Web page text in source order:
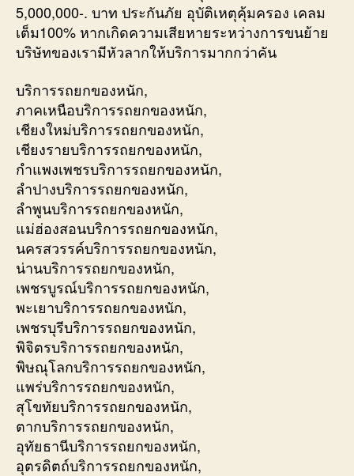
5,000,000-. บาท ประกันภัย อุบัติเหตุคุ้มครอง เคลม
เต็ม100% หากเกิดความเสียหายระหว่างการขนย้าย
บริษัทของเรามีหัวลากให้บริการมากกว่าคัน
บริการรถยกของหนัก,
ภาคเหนือบริการรถยกของหนัก,
เชียงใหม่บริการรถยกของหนัก,
เชียงรายบริการรถยกของหนัก,
กำแพงเพชรบริการรถยกของหนัก,
ลำปางบริการรถยกของหนัก,
ลำพูนบริการรถยกของหนัก,
แม่ฮ่องสอนบริการรถยกของหนัก,
นครสวรรค์บริการรถยกของหนัก,
น่านบริการรถยกของหนัก,
เพชรบูรณ์บริการรถยกของหนัก,
พะเยาบริการรถยกของหนัก,
เพชรบุรีบริการรถยกของหนัก,
พิจิตรบริการรถยกของหนัก,
พิษณุโลกบริการรถยกของหนัก,
แพร่บริการรถยกของหนัก,
สุโขทัยบริการรถยกของหนัก,
ตากบริการรถยกของหนัก,
อุทัยธานีบริการรถยกของหนัก,
อุตรดิตถ์บริการรถยกของหนัก,